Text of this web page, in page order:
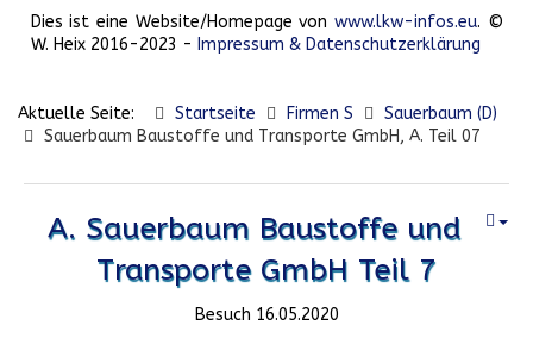
Dies ist eine Website/Homepage von www.lkw-infos.eu. ©
W. Heix 2016-2023 - Impressum & Datenschutzerklärung
Aktuelle Seite: Startseite Firmen S
Sauerbaum (D)
Sauerbaum Baustoffe und Transporte GmbH, A. Teil 07
A. Sauerbaum Baustoffe und
Transporte GmbH Teil 7
Besuch 16.05.2020